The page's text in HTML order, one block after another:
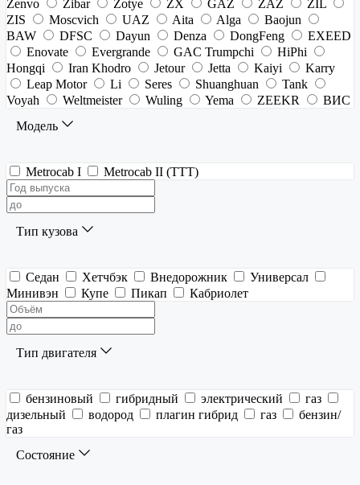
Zenvo
Zibar Zotye ZX GAZ ZAZ
ZIL
ZIS
Moscvich UAZ Aita Alga
Baojun
BAW
DFSC Dayun Denza DongFeng
EXEED
Enovate
Evergrande GAC Trumpchi
HiPhi
Hongqi
Iran Khodro Jetour Jetta Kaiyi
Karry
Leap Motor
Li Seres Shuanghuan
Tank
Voyah
Weltmeister Wuling Yema ZEEKR
ВИС
Модель
Metrocab I Metrocab II (TTT)
Тип кузова
Седан Хетчбэк Внедорожник
Универсал
Минивэн
Купе Пикап Кабриолет
Тип двигателя
бензиновый гибридный электрический
газ
дизельный
водород плагин гибрид газ
бензин/
газ
Состояние